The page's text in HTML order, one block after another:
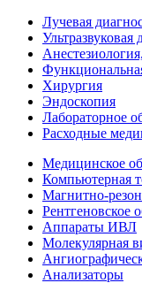
Лучевая
Ультразвуковая
Хирургия
Эндоскопия
Лабораторное
Расходные
Медицинское
Компьютерная
Магнитно-
Рентгеновское
Аппараты ИВЛ
Молекулярная
Анализаторы